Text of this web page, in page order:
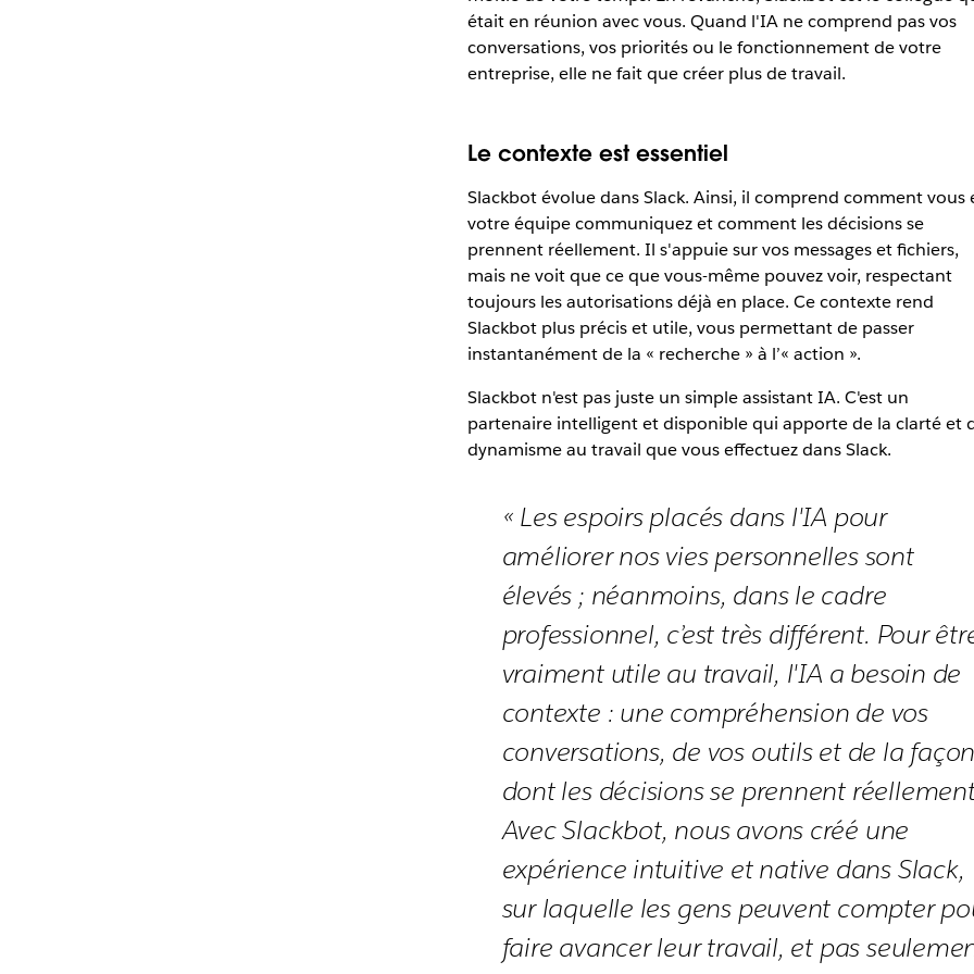
était en réunion avec vous. Quand l'IA ne comprend pas vos
conversations, vos priorités ou le fonctionnement de votre
entreprise, elle ne fait que créer plus de travail.
Le contexte est essentiel
Slackbot évolue dans Slack. Ainsi, il comprend comment vous
votre équipe communiquez et comment les décisions se
prennent réellement. Il s'appuie sur vos messages et fichiers,
mais ne voit que ce que vous-même pouvez voir, respectant
toujours les autorisations déjà en place. Ce contexte rend
Slackbot plus précis et utile, vous permettant de passer
instantanément de la « recherche » à l’« action ».
Slackbot n'est pas juste un simple assistant IA. C'est un
partenaire intelligent et disponible qui apporte de la clarté et
dynamisme au travail que vous effectuez dans Slack.
« Les espoirs placés dans l'IA pour
améliorer nos vies personnelles sont
élevés ; néanmoins, dans le cadre
professionnel, c’est très différent. Pour
vraiment utile au travail, l'IA a besoin de
contexte : une compréhension de vos
conversations, de vos outils et de la
dont les décisions se prennent
Avec Slackbot, nous avons créé une
expérience intuitive et native dans Slack,
sur laquelle les gens peuvent compter
faire avancer leur travail, et pas